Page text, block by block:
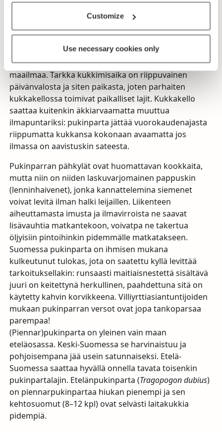
Customize
Use necessary cookies only
vuorokausirytmi. Kukkakello,Horologium plantarum,
on hänen hahmottelemansa ympyränmuotoinen
kukkapenkki, jossa kukkien avautuminen ja
sulkeutuminen kertoo karkeasti kellonajan. Linné ei
ilmeisesti itse koskaan istuttanut kukkakelloa, mutta
myöhemmin sellaisia on toteutettu eri puolilla
maailmaa. Tarkka kukkimisaika on riippuvainen
päivänvalosta ja siten paikasta, joten parhaiten
kukkakellossa toimivat paikalliset lajit. Kukkakello
saattaa kuitenkin äkkiarvaamatta muuttua
ilmapuntariksi: pukinparta jättää vuorokaudenajasta
riippumatta kukkansa kokonaan avaamatta jos
ilmassa on aavistuskin sateesta.
Pukinparran pähkylät ovat huomattavan kookkaita,
mutta niin on niiden laskuvarjomainen pappuskin
(lenninhaivenet), jonka kannattelemina siemenet
voivat levitä ilman halki leijaillen. Liikenteen
aiheuttamasta imusta ja ilmavirroista ne saavat
lisävauhtia matkantekoon, voivatpa ne takertua
öljyisiin pintoihinkin pidemmälle matkatakseen.
Suomessa pukinparta on ihmisen mukana
kulkeutunut tulokas, jota on saatettu kyllä levittää
tarkoituksellakin: runsaasti maitiaisnestettä sisältävä
juuri on keitettynä herkullinen, paahdettuna sitä on
käytetty kahvin korvikkeena. Villiyrttiasiantuntijoiden
mukaan pukinparran versot ovat jopa tankoparsaa
parempaa!
(Piennar)pukinparta on yleinen vain maan
eteläosassa. Keski-Suomessa se harvinaistuu ja
pohjoisempana jää usein satunnaiseksi. Etelä-
Suomessa saattaa hyvällä onnella tavata toisenkin
pukinpartalajin. Etelänpukinparta (Tragopogon dubius)
on piennarpukinpartaa hiukan pienempi ja sen
kehtosuomut (8–12 kpl) ovat selvästi laitakukkia
pidempiä.